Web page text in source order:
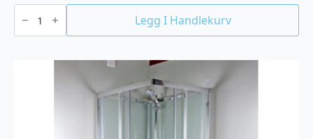
Norenco
Glassfornyer
antall
Legg I Handlekurv